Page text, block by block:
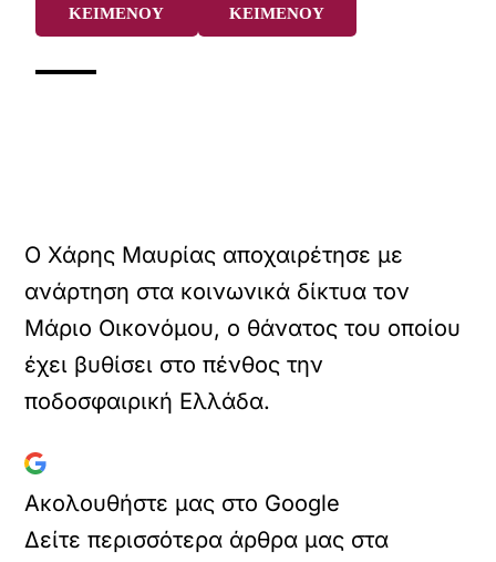
ΚΕΙΜΕΝΟΥ
ΚΕΙΜΕΝΟΥ
Ο Χάρης Μαυρίας αποχαιρέτησε με
ανάρτηση στα κοινωνικά δίκτυα τον
Μάριο Οικονόμου, ο θάνατος του οποίου
έχει βυθίσει στο πένθος την
ποδοσφαιρική Ελλάδα.
Ακολουθήστε μας στο Google
Δείτε περισσότερα άρθρα μας στα